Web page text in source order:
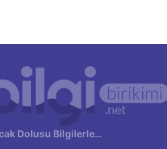
Dolusu Bilgilerle…